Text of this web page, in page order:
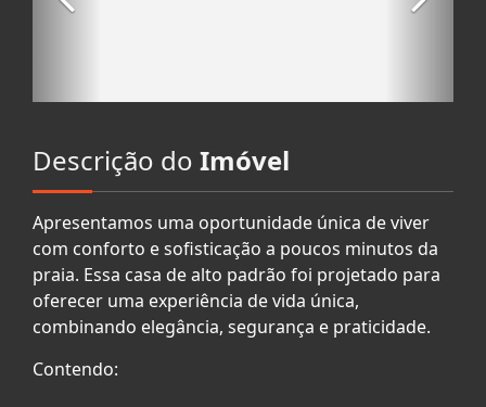
Descrição do Imóvel
Apresentamos uma oportunidade única de viver
com conforto e sofisticação a poucos minutos da
praia. Essa casa de alto padrão foi projetado para
oferecer uma experiência de vida única,
combinando elegância, segurança e praticidade.
Contendo: